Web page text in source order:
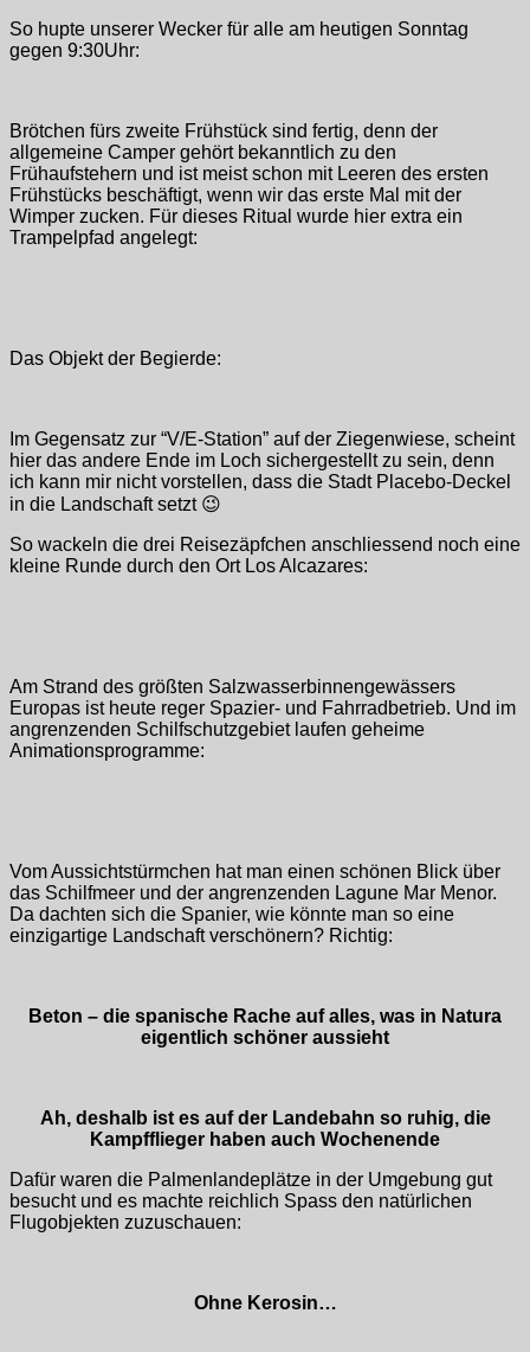
So hupte unserer Wecker für alle am heutigen Sonntag
gegen 9:30Uhr:
Brötchen fürs zweite Frühstück sind fertig, denn der
allgemeine Camper gehört bekanntlich zu den
Frühaufstehern und ist meist schon mit Leeren des ersten
Frühstücks beschäftigt, wenn wir das erste Mal mit der
Wimper zucken. Für dieses Ritual wurde hier extra ein
Trampelpfad angelegt:
Das Objekt der Begierde:
Im Gegensatz zur “V/E-Station” auf der Ziegenwiese, scheint
hier das andere Ende im Loch sichergestellt zu sein, denn
ich kann mir nicht vorstellen, dass die Stadt Placebo-Deckel
in die Landschaft setzt 😉
So wackeln die drei Reisezäpfchen anschliessend noch eine
kleine Runde durch den Ort Los Alcazares:
Am Strand des größten Salzwasserbinnengewässers
Europas ist heute reger Spazier- und Fahrradbetrieb. Und im
angrenzenden Schilfschutzgebiet laufen geheime
Animationsprogramme:
Vom Aussichtstürmchen hat man einen schönen Blick über
das Schilfmeer und der angrenzenden Lagune Mar Menor.
Da dachten sich die Spanier, wie könnte man so eine
einzigartige Landschaft verschönern? Richtig:
Beton – die spanische Rache auf alles, was in Natura
eigentlich schöner aussieht
Ah, deshalb ist es auf der Landebahn so ruhig, die
Kampfflieger haben auch Wochenende
Dafür waren die Palmenlandeplätze in der Umgebung gut
besucht und es machte reichlich Spass den natürlichen
Flugobjekten zuzuschauen:
Ohne Kerosin…